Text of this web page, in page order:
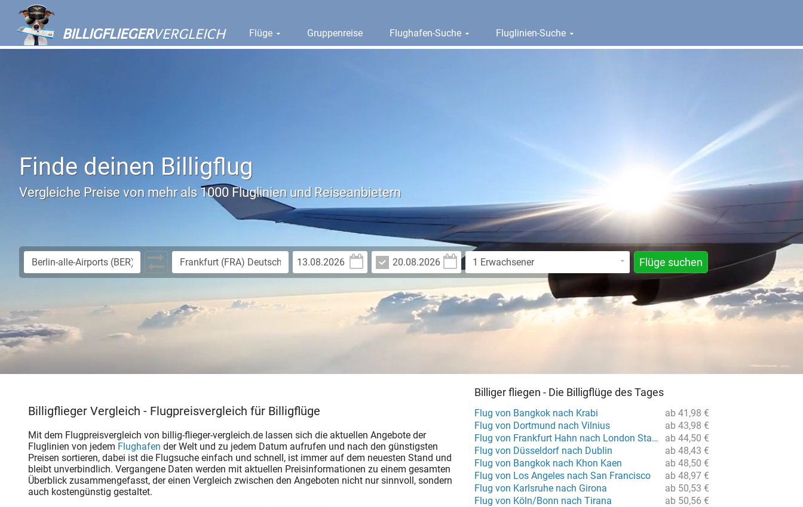
BILLIGFLIEGERVERGLEICH Flüge Gruppenreise Flughafen-Suche Fluglinien-Suche
Finde deinen Billigflug
Vergleiche Preise von mehr als 1000 Fluglinien und Reiseanbietern
Flüge suchen
Billigflieger Vergleich - Flugpreisvergleich für Billigflüge
Mit dem Flugpreisvergleich von billig-flieger-vergleich.de lassen sich die aktuellen Angebote der
Fluglinien von jedem Flughafen der Welt und zu jedem Datum aufrufen und nach den günstigsten
Preisen sortieren, dabei ist die Flugsuche einfach und schnell, ist immer auf dem neuesten Stand und
bleibt unverbindlich. Vergangene Daten werden mit aktuellen Preisinformationen zu einem gesamten
Überblick zusammengefasst, der einen Vergleich zwischen den Angeboten nicht nur sinnvoll, sondern
auch kostengünstig gestaltet.
Billiger fliegen - Die Billigflüge des Tages
ab 41,98 €
Flug von Bangkok nach Krabi
ab 43,98 €
Flug von Dortmund nach Vilnius
ab 44,50 €
Flug von Frankfurt Hahn nach London Stansted
ab 48,43 €
Flug von Düsseldorf nach Dublin
ab 48,50 €
Flug von Bangkok nach Khon Kaen
ab 48,97 €
Flug von Los Angeles nach San Francisco
ab 50,53 €
Flug von Karlsruhe nach Girona
ab 50,56 €
Flug von Köln/Bonn nach Tirana